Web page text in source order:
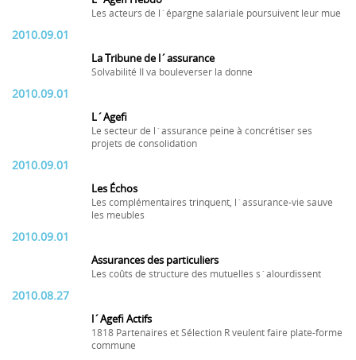
Les acteurs de l´épargne salariale poursuivent leur mue
2010.09.01
La Tribune de l´assurance
Solvabilité II va bouleverser la donne
2010.09.01
L´Agefi
Le secteur de l´assurance peine à concrétiser ses
projets de consolidation
2010.09.01
Les Échos
Les complémentaires trinquent, l´assurance-vie sauve
les meubles
2010.09.01
Assurances des particuliers
Les coûts de structure des mutuelles s´alourdissent
2010.08.27
l´Agefi Actifs
1818 Partenaires et Sélection R veulent faire plate-forme
commune